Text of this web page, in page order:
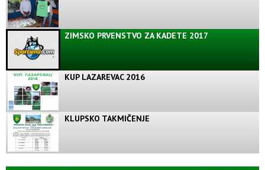
ZIMSKO PRVENSTVO ZA KADETE 2017
KUP LAZAREVAC 2016
KLUPSKO TAKMIČENJE